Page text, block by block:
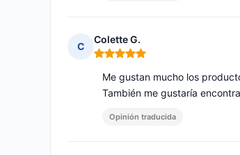
C
Colette G.
Nota: 5 de 5
Me gustan mucho los
También me gustaría
Opinión traducida